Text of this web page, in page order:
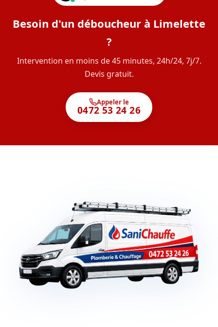
Besoin d'un déboucheur à Limelette
?
Intervention en moins de 45 minutes, 24h/24, 7j/7.
Devis gratuit.
Appeler le
0472 53 24 26